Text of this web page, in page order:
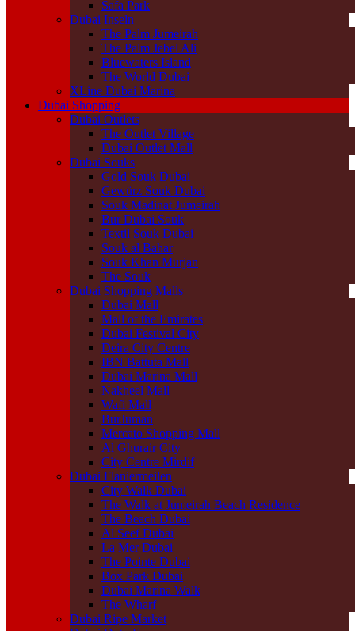
Safa Park
Dubai Inseln
The Palm Jumeirah
The Palm Jebel Ali
Bluewaters Island
The World Dubai
XLine Dubai Marina
Dubai Shopping
Dubai Outlets
The Outlet Village
Dubai Outlet Mall
Dubai Souks
Gold Souk Dubai
Gewürz Souk Dubai
Souk Madinat Jumeirah
Bur Dubai Souk
Textil Souk Dubai
Souk al Bahar
Souk Khan Murjan
The Souk
Dubai Shopping Malls
Dubai Mall
Mall of the Emirates
Dubai Festival City
Deira City Centre
IBN Battuta Mall
Dubai Marina Mall
Nakheel Mall
Wafi Mall
BurJuman
Mercato Shopping Mall
Al Ghurair City
City Centre Mirdif
Dubai Flaniermeilen
City Walk Dubai
The Walk at Jumeirah Beach Residence
The Beach Dubai
Al Seef Dubai
La Mer Dubai
The Pointe Dubai
Box Park Dubai
Dubai Marina Walk
The Wharf
Dubai Ripe Market